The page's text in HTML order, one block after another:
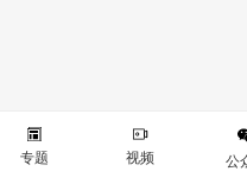
专题 视频 公